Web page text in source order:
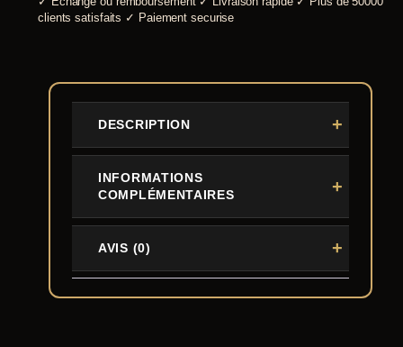
clients satisfaits ✓ Paiement securise
DESCRIPTION
INFORMATIONS
COMPLÉMENTAIRES
AVIS (0)